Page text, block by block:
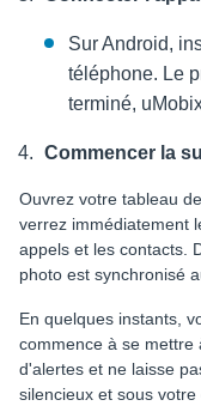
Sur Android,
téléphone. Le
terminé,
Commencer la
Ouvrez votre tableau
verrez immédiatement
appels et les contacts.
photo est synchronisé
En quelques instants,
commence à se mettre
d'alertes et ne laisse
silencieux et sous votre